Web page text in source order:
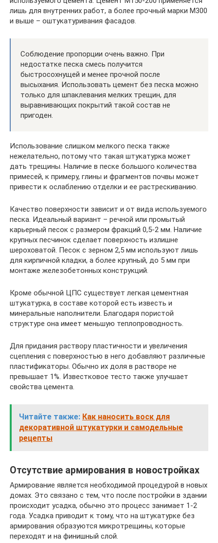
лишь для внутренних работ, а более прочный марки М300
и выше – оштукатуривания фасадов.
Соблюдение пропорции очень важно. При
недостатке песка смесь получится
быстросохнущей и менее прочной после
высыхания. Использовать цемент без песка можно
только для шпаклевания мелких трещин, для
выравнивающих покрытий такой состав не
пригоден.
Использование слишком мелкого песка также
нежелательно, потому что такая штукатурка может
дать трещины. Наличие в песке большого количества
примесей, к примеру, глины и фрагментов почвы может
привести к ослаблению отделки и ее растрескиванию.
Качество поверхности зависит и от вида используемого
песка. Идеальный вариант – речной или промытый
карьерный песок с размером фракций 0,5-2 мм. Наличие
крупных песчинок сделает поверхность излишне
шероховатой. Песок с зерном 2,5 мм используют лишь
для кирпичной кладки, а более крупный, до 5 мм при
монтаже железобетонных конструкций.
Кроме обычной ЦПС существует легкая цементная
штукатурка, в составе которой есть известь и
минеральные наполнители. Благодаря пористой
структуре она имеет меньшую теплопроводность.
Для придания раствору пластичности и увеличения
сцепления с поверхностью в него добавляют различные
пластификаторы. Обычно их доля в растворе не
превышает 1%. Известковое тесто также улучшает
свойства цемента.
Читайте также: Как наносить воск для
декоративной штукатурки и самодельные
рецепты
Отсутствие армирования в новостройках
Армирование является необходимой процедурой в новых
домах. Это связано с тем, что после постройки в здании
происходит усадка, обычно это процесс занимает 1-2
года. Усадка приводит к тому, что на штукатурке без
армирования образуются микротрещины, которые
переходят и на финишный слой.